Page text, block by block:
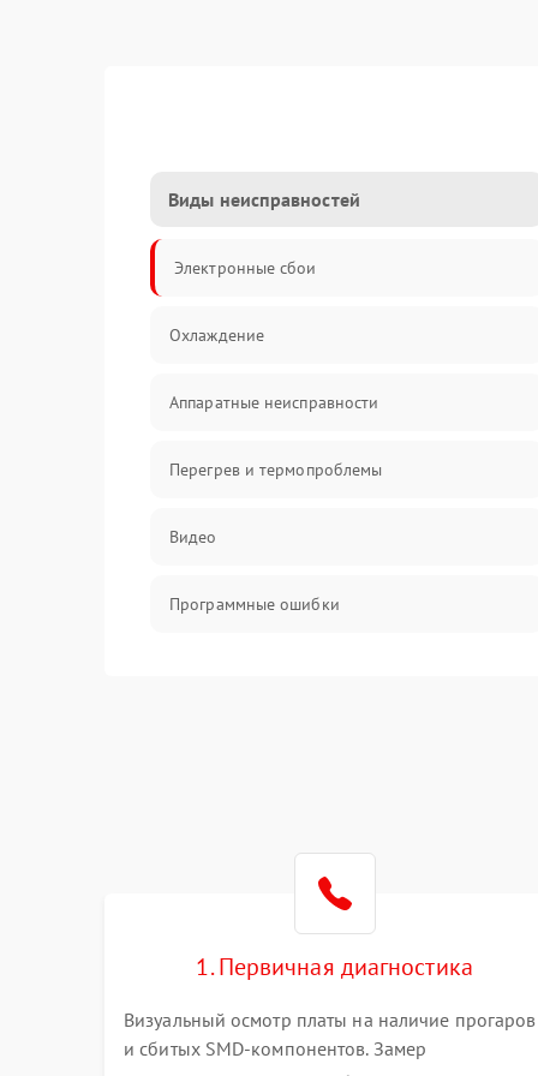
Виды неисправностей
Электронные сбои
Охлаждение
Аппаратные неисправности
Перегрев и термопроблемы
Видео
Программные ошибки
Электронные компоненты
Интерфейсы
1. Первичная диагностика
Визуальный осмотр платы на наличие прогаров
и сбитых SMD-компонентов. Замер